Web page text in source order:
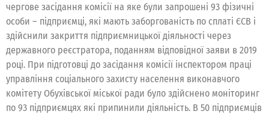
чергове засідання комісії на яке були запрошені 93 фізичні
особи – підприємці, які мають заборгованість по сплаті ЄСВ і
здійснили закриття підприємницької діяльності через
державного реєстратора, поданням відповідної заяви в 2019
році. При підготовці до засідання комісії інспектором праці
управління соціального захисту населення виконавчого
комітету Обухівської міської ради було здійснено моніторинг
по 93 підприємцях які припинили діяльність. В 50 підприємців